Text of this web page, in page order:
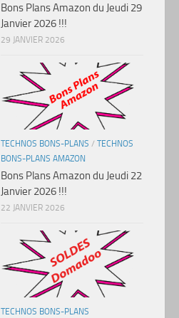
Bons Plans Amazon du Jeudi 29
Janvier 2026 !!!
29 JANVIER 2026
TECHNOS BONS-PLANS / TECHNOS
BONS-PLANS AMAZON
Bons Plans Amazon du Jeudi 22
Janvier 2026 !!!
22 JANVIER 2026
TECHNOS BONS-PLANS